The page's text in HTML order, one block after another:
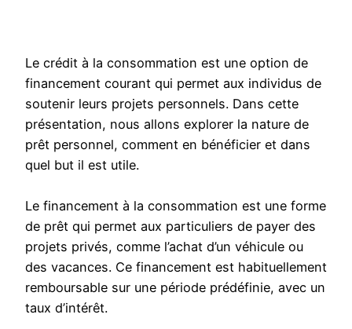
Le crédit à la consommation est une option de
financement courant qui permet aux individus de
soutenir leurs projets personnels. Dans cette
présentation, nous allons explorer la nature de
prêt personnel, comment en bénéficier et dans
quel but il est utile.
Le financement à la consommation est une forme
de prêt qui permet aux particuliers de payer des
projets privés, comme l’achat d’un véhicule ou
des vacances. Ce financement est habituellement
remboursable sur une période prédéfinie, avec un
taux d’intérêt.